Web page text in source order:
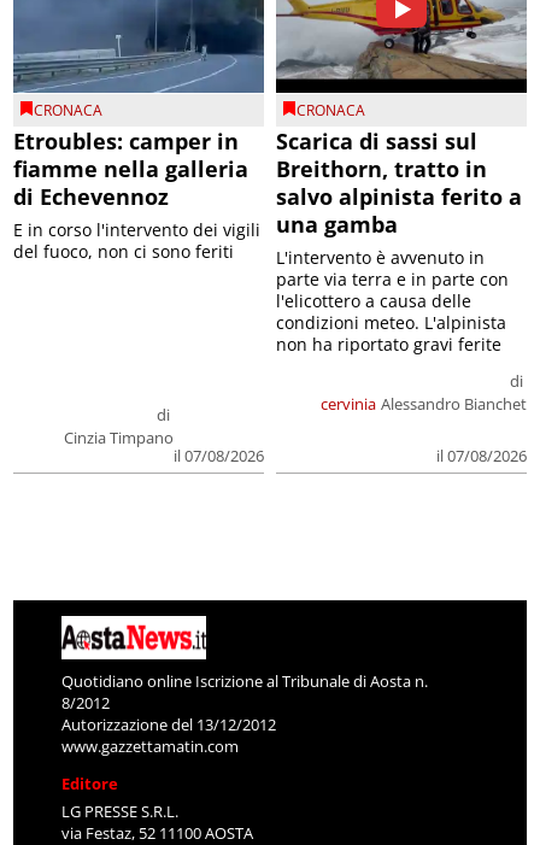
CRONACA
Etroubles: camper in
fiamme nella galleria
di Echevennoz
di
Cinzia Timpano
il 07/08/2026
E in corso l'intervento dei vigili
del fuoco, non ci sono feriti
CRONACA
Scarica di sassi sul
Breithorn, tratto in
salvo alpinista ferito a
una gamba
cervinia
di
Alessandro Bianchet
il 07/08/2026
L'intervento è avvenuto in
parte via terra e in parte con
l'elicottero a causa delle
condizioni meteo. L'alpinista
non ha riportato gravi ferite
Quotidiano online Iscrizione al Tribunale di Aosta n.
8/2012
Autorizzazione del 13/12/2012
www.gazzettamatin.com
Editore
LG PRESSE S.R.L.
via Festaz, 52 11100 AOSTA